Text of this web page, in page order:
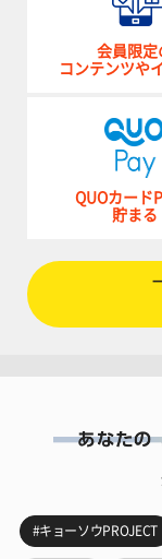
会員限定
コンテンツや
QUOカード
貯まる
#キョーソウPROJECT